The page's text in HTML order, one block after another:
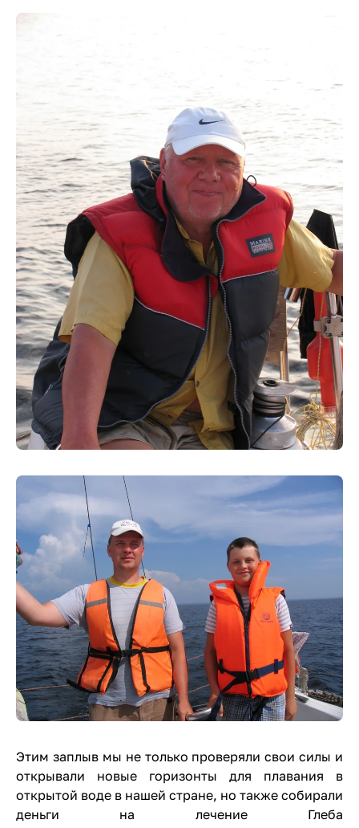
Этим заплыв мы не только проверяли свои силы и
открывали новые горизонты для плавания в
открытой воде в нашей стране, но также собирали
деньги на лечение Глеба